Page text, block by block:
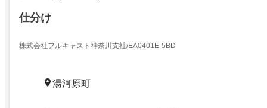
仕分け
株式会社フルキャスト神奈川支社/EA0401E-5BD
湯河原町